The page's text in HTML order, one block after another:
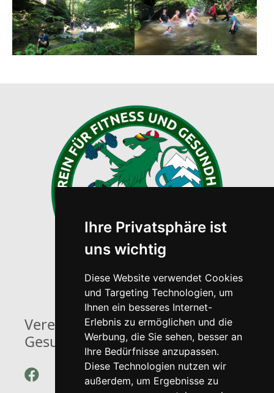
Ihre Privatsphäre ist
uns wichtig
Diese Website verwendet Cookies
und Targeting Technologien, um
Ihnen ein besseres Internet-
Erlebnis zu ermöglichen und die
Werbung, die Sie sehen, besser an
Ihre Bedürfnisse anzupassen.
Diese Technologien nutzen wir
außerdem, um Ergebnisse zu
Verein für Fitness und
Gesundheit Steiermark